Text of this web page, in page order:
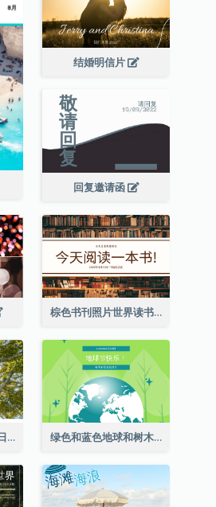
结婚明信片
回复邀请函
棕色书刊照片世界读书日明信片
深绿色森林照片地球日明信片 绿色和蓝色地球和树木插图地球日明信片